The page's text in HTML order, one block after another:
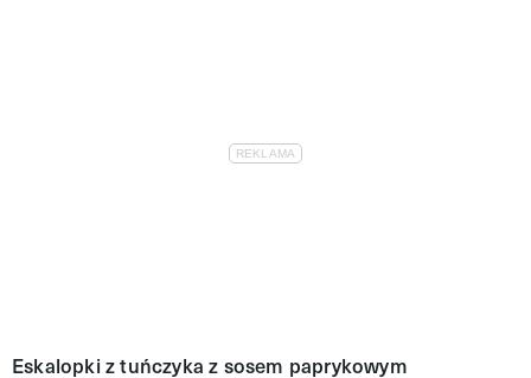
Eskalopki z tuńczyka z sosem paprykowym